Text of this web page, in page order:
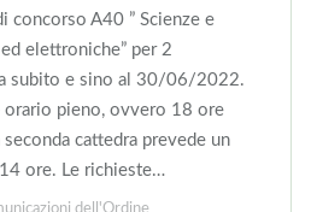
concorso A40 ” Scienze e
elettroniche” per 2
subito e sino al 30/06/2022.
orario pieno, ovvero 18 ore
cattedra prevede un
ore. Le richieste…